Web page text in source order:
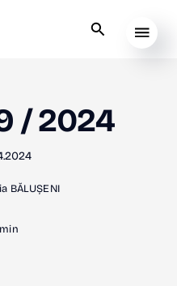
/ 2024
BĂLUȘENI